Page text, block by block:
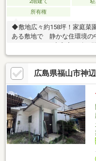
所有権
◆敷地広々約158坪！家庭菜
ある敷地で 静かな住環境の
宅。母屋とは別に平屋の建
屋、在宅ワークスペースな
ジも備えており 雨風を防ぎ
用できるほか 洗濯物干しな
♪◆既存の和の趣を活かしな
てもご検討いただける住まい
広島県福山市神